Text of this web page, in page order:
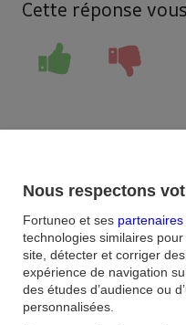
Cette réponse
Accueil/
Assurance-vie/
Comment faire mon
disponibles dans
Aide et contact
Nous respectons
Fortuneo et ses partenaires
technologies similaires
site, détecter et corriger
expérience de navigation
des études d’audience ou
personnalisées.